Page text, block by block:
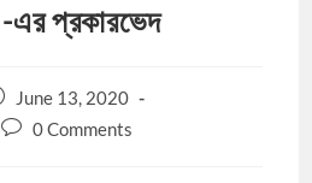
প্রকারভেদ
June 13, 2020
Post0 Comments